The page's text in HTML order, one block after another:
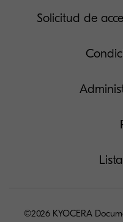
Solicitud de
©2026 KYOCERA